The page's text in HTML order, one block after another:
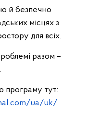
й безпечно
місцях з
для всіх.
разом –
програму тут:
ua/uk/